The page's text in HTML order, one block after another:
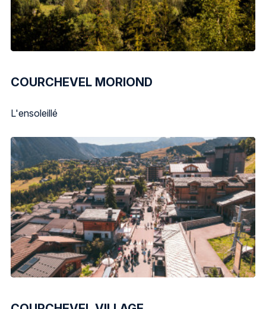
L'ensoleillé
COURCHEVEL MORIOND